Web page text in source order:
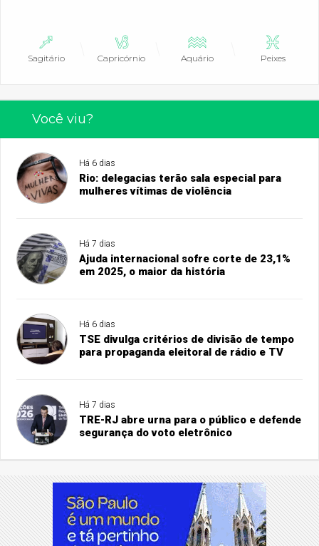
Sagitário Capricórnio Aquário Peixes
Você viu?
Há 6 dias
Rio: delegacias terão sala especial para
mulheres vítimas de violência
Há 7 dias
Ajuda internacional sofre corte de 23,1%
em 2025, o maior da história
Há 6 dias
TSE divulga critérios de divisão de tempo
para propaganda eleitoral de rádio e TV
Há 7 dias
TRE-RJ abre urna para o público e defende
segurança do voto eletrônico